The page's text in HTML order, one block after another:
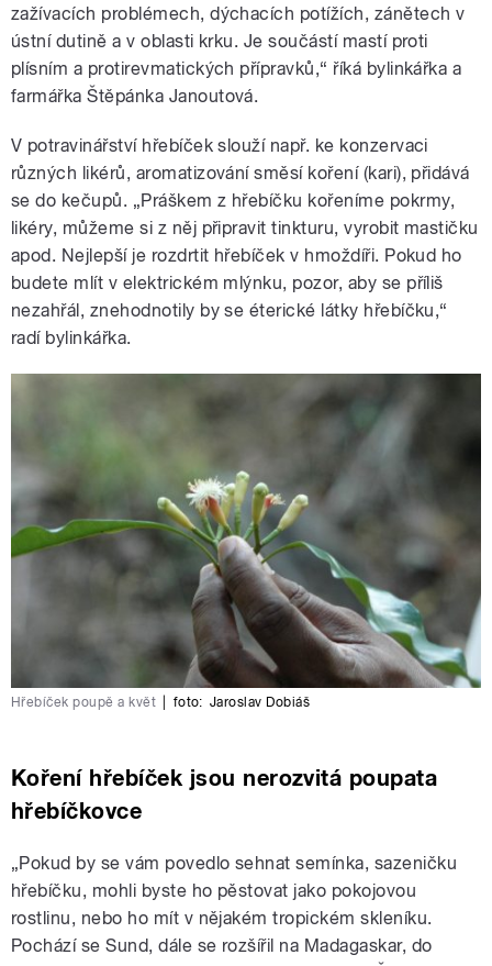
zažívacích problémech, dýchacích potížích, zánětech v
ústní dutině a v oblasti krku. Je součástí mastí proti
plísním a protirevmatických přípravků,“ říká bylinkářka a
farmářka Štěpánka Janoutová.
V potravinářství hřebíček slouží např. ke konzervaci
různých likérů, aromatizování směsí koření (kari), přidává
se do kečupů. „Práškem z hřebíčku kořeníme pokrmy,
likéry, můžeme si z něj připravit tinkturu, vyrobit mastičku
apod. Nejlepší je rozdrtit hřebíček v hmoždíři. Pokud ho
budete mlít v elektrickém mlýnku, pozor, aby se příliš
nezahřál, znehodnotily by se éterické látky hřebíčku,“
radí bylinkářka.
Hřebíček poupě a květ foto: Jaroslav Dobiáš
Koření hřebíček jsou nerozvitá poupata
hřebíčkovce
„Pokud by se vám povedlo sehnat semínka, sazeničku
hřebíčku, mohli byste ho pěstovat jako pokojovou
rostlinu, nebo ho mít v nějakém tropickém skleníku.
Pochází se Sund, dále se rozšířil na Madagaskar, do